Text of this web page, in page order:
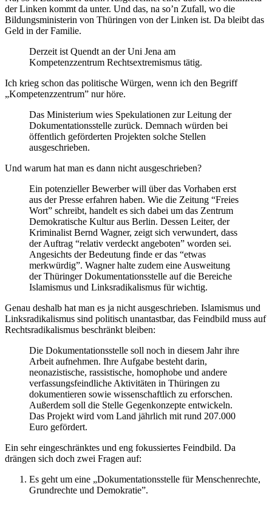
der Linken kommt da unter. Und das, na so’n Zufall, wo die
Bildungsministerin von Thüringen von der Linken ist. Da bleibt das
Geld in der Familie.
Derzeit ist Quendt an der Uni Jena am
Kompetenzzentrum Rechtsextremismus tätig.
Ich krieg schon das politische Würgen, wenn ich den Begriff
„Kompetenzzentrum” nur höre.
Das Ministerium wies Spekulationen zur Leitung der
Dokumentationsstelle zurück. Demnach würden bei
öffentlich geförderten Projekten solche Stellen
ausgeschrieben.
Und warum hat man es dann nicht ausgeschrieben?
Ein potenzieller Bewerber will über das Vorhaben erst
aus der Presse erfahren haben. Wie die Zeitung “Freies
Wort” schreibt, handelt es sich dabei um das Zentrum
Demokratische Kultur aus Berlin. Dessen Leiter, der
Kriminalist Bernd Wagner, zeigt sich verwundert, dass
der Auftrag “relativ verdeckt angeboten” worden sei.
Angesichts der Bedeutung finde er das “etwas
merkwürdig”. Wagner halte zudem eine Ausweitung
der Thüringer Dokumentationsstelle auf die Bereiche
Islamismus und Linksradikalismus für wichtig.
Genau deshalb hat man es ja nicht ausgeschrieben. Islamismus und
Linksradikalismus sind politisch unantastbar, das Feindbild muss auf
Rechtsradikalismus beschränkt bleiben:
Die Dokumentationsstelle soll noch in diesem Jahr ihre
Arbeit aufnehmen. Ihre Aufgabe besteht darin,
neonazistische, rassistische, homophobe und andere
verfassungsfeindliche Aktivitäten in Thüringen zu
dokumentieren sowie wissenschaftlich zu erforschen.
Außerdem soll die Stelle Gegenkonzepte entwickeln.
Das Projekt wird vom Land jährlich mit rund 207.000
Euro gefördert.
Ein sehr eingeschränktes und eng fokussiertes Feindbild. Da
drängen sich doch zwei Fragen auf:
Es geht um eine „Dokumentationsstelle für Menschenrechte,
Grundrechte und Demokratie”.